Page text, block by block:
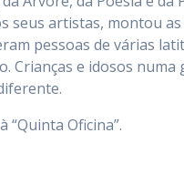
seus artistas, montou
pessoas de várias
Crianças e idosos
“Quinta Oficina”.